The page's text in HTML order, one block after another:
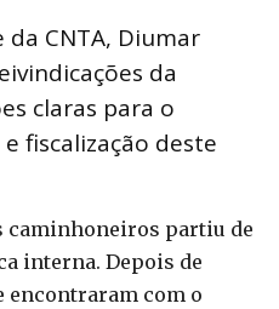
CNTA, Diumar
da
claras para o
fiscalização deste
caminhoneiros partiu de
interna. Depois de
encontraram com o